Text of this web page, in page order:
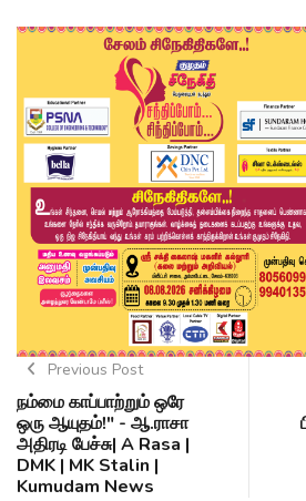
Previous Post
நம்மை காப்பாற்றும் ஒரே
ஒரு ஆயுதம்!" - ஆ.ராசா
அதிரடி பேச்சு| A Rasa |
DMK | MK Stalin |
Kumudam News